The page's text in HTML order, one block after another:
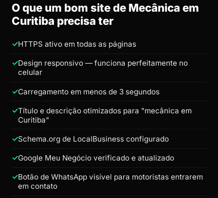
O que um bom site de Mecânica em
Curitiba precisa ter
HTTPS ativo em todas as páginas
Design responsivo — funciona perfeitamente no
celular
Carregamento em menos de 3 segundos
Título e descrição otimizados para "mecânica em
Curitiba"
Schema.org de LocalBusiness configurado
Google Meu Negócio verificado e atualizado
Botão de WhatsApp visível para motoristas entrarem
em contato